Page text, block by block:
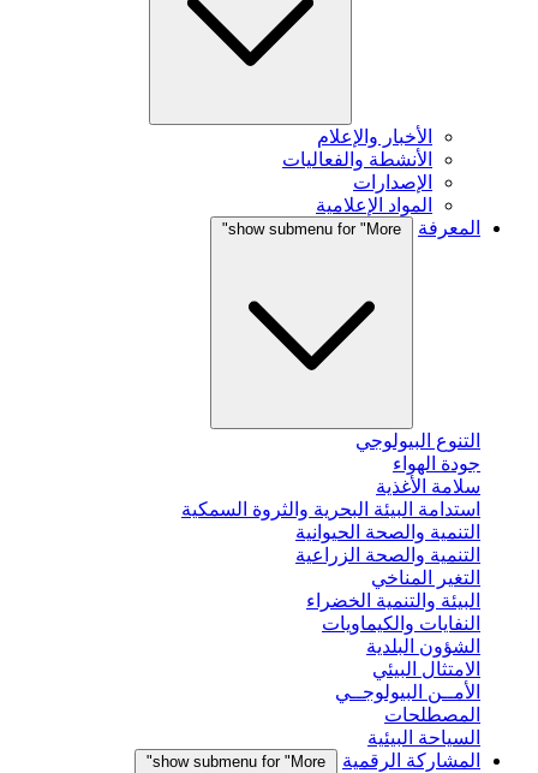
الأخبار والإعلام
الأنشطة والفعاليات
الإصدارات
المواد الإعلامية
المعرفة
show submenu for "More"
التنوع البيولوجي
جودة الهواء
سلامة الأغذية
استدامة البيئة البحرية والثروة السمكية
التنمية والصحة الحيوانية
التنمية والصحة الزراعية
التغير المناخي
البيئة والتنمية الخضراء
النفايات والكيماويات
الشؤون البلدية
الامتثال البيئي
الأمــن البيولوجــي
المصطلحات
السياحة البيئية
المشاركة الرقمية
show submenu for "More"